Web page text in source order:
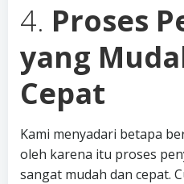
4. Proses
yang
Cepat
Kami menyadari betapa
oleh karena itu proses
sangat mudah dan cepat.